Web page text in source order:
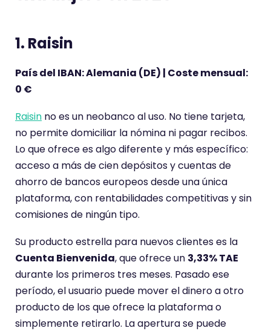
1. Raisin
País del IBAN: Alemania (DE) | Coste mensual:
0 €
Raisin no es un neobanco al uso. No tiene tarjeta,
no permite domiciliar la nómina ni pagar recibos.
Lo que ofrece es algo diferente y más específico:
acceso a más de cien depósitos y cuentas de
ahorro de bancos europeos desde una única
plataforma, con rentabilidades competitivas y sin
comisiones de ningún tipo.
Su producto estrella para nuevos clientes es la
Cuenta Bienvenida, que ofrece un 3,33% TAE
durante los primeros tres meses. Pasado ese
período, el usuario puede mover el dinero a otro
producto de los que ofrece la plataforma o
simplemente retirarlo. La apertura se puede